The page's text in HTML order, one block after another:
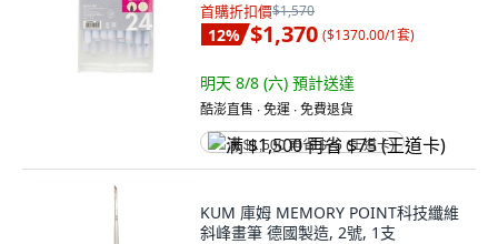
首購折扣價$1,570
12% $1,370 ($1370.00/1套)
明天 8/8 (六) 預計送達
酷澎直售 ∙ 免運 ∙ 免費退貨
满 $1,500 再省 $75 (王道卡)
KUM 庫姆 MEMORY POINT科技纖維
斜峰畫筆 德國製造, 2號, 1支